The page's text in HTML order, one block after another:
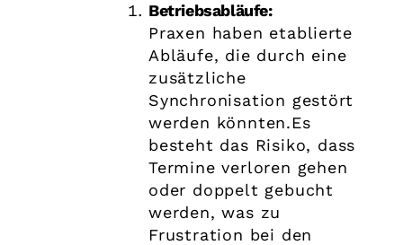
Betriebsabläufe:
Praxen haben etablierte
Abläufe, die durch eine
zusätzliche
Synchronisation gestört
werden könnten.Es
besteht das Risiko, dass
Termine verloren gehen
oder doppelt gebucht
werden, was zu
Frustration bei den